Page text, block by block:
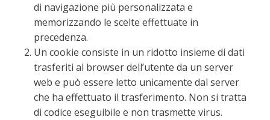
di navigazione più personalizzata e
memorizzando le scelte effettuate in
precedenza.
Un cookie consiste in un ridotto insieme di dati
trasferiti al browser dell’utente da un server
web e può essere letto unicamente dal server
che ha effettuato il trasferimento. Non si tratta
di codice eseguibile e non trasmette virus.